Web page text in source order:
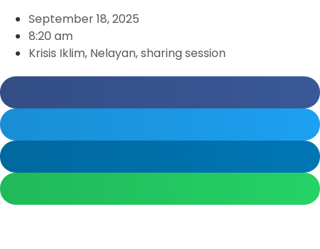
September 18, 2025
8:20 am
Krisis Iklim, Nelayan,sharing session